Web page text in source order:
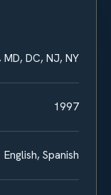
MD, DC, NJ, NY
1997
English, Spanish